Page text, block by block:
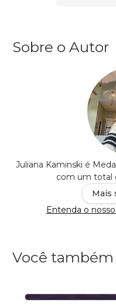
Sobre o Autor
Juliana Kaminski é
com um total
Mais
Entenda o
Você